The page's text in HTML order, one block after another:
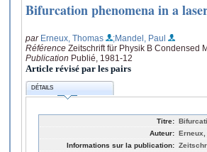
Bifurcation phenomena in a
par Erneux, Thomas
;Mandel, Paul
Référence Zeitschrift für Physik B Condensed
Publication Publié, 1981-12
Article révisé par les pairs
DÉTAILS
Titre:
Auteur: Erneux,
Informations sur la publication: